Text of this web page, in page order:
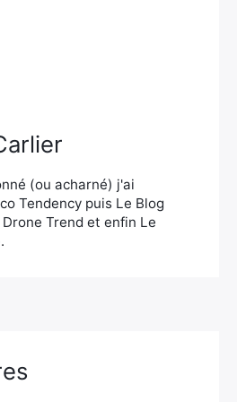
(ou acharné) j'ai
Tendency puis Le Blog
Trend et enfin Le